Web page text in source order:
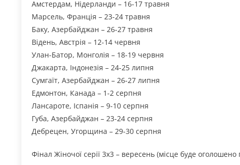
Амстердам, Нідерланди – 16-17 травня
Марсель, Франція – 23-24 травня
Баку, Азербайджан – 26-27 травня
Відень, Австрія – 12-14 червня
Улан-Батор, Монголія – 18-19 червня
Джакарта, Індонезія – 24-25 липня
Сумгаїт, Азербайджан – 26-27 липня
Едмонтон, Канада – 1-2 серпня
Лансароте, Іспанія – 9-10 серпня
Губа, Азербайджан – 23-24 серпня
Дебрецен, Угорщина – 29-30 серпня
Фінал Жіночої серії 3х3 – вересень (місце буде оголошено